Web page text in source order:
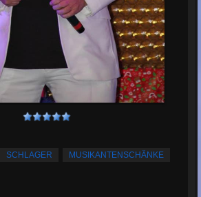
SCHLAGER MUSIKANTENSCHÄNKE